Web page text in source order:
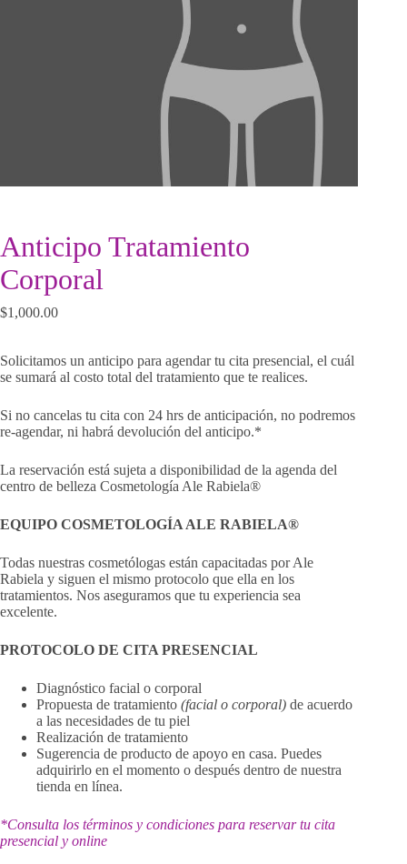
Anticipo Tratamiento
Corporal
$1,000.00
Solicitamos un anticipo para agendar tu cita presencial, el cuál
se sumará al costo total del tratamiento que te realices.
Si no cancelas tu cita con 24 hrs de anticipación, no podremos
re-agendar, ni habrá devolución del anticipo.*
La reservación está sujeta a disponibilidad de la agenda del
centro de belleza Cosmetología Ale Rabiela®
EQUIPO COSMETOLOGÍA ALE RABIELA®
Todas nuestras cosmetólogas están capacitadas por Ale
Rabiela y siguen el mismo protocolo que ella en los
tratamientos. Nos aseguramos que tu experiencia sea
excelente.
PROTOCOLO DE CITA PRESENCIAL
Diagnóstico facial o corporal
Propuesta de tratamiento (facial o corporal) de acuerdo
a las necesidades de tu piel
Realización de tratamiento
Sugerencia de producto de apoyo en casa. Puedes
adquirirlo en el momento o después dentro de nuestra
tienda en línea.
*Consulta los términos y condiciones para reservar tu cita
presencial y online